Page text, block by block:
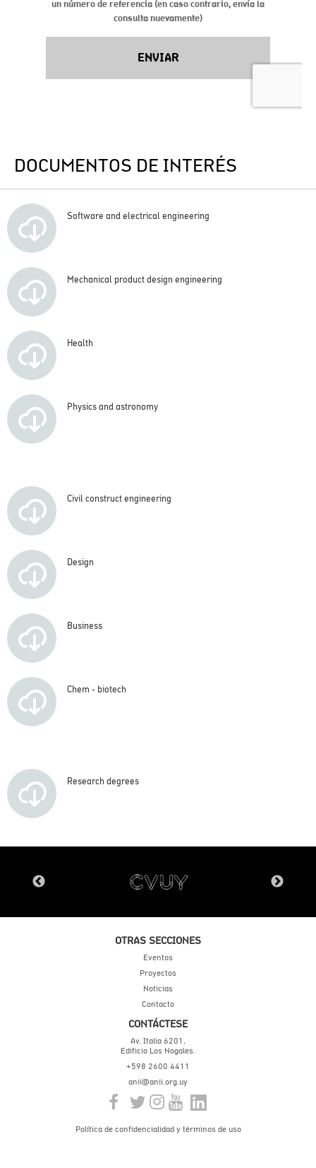
DOCUMENTOS DE INTERÉS
Software and electrical engineering
Mechanical product design engineering
Health
Physics and astronomy
Civil construct engineering
Design
Business
Chem - biotech
Research degrees
OTRAS SECCIONES
Eventos
Proyectos
Noticias
Contacto
CONTÁCTESE
Av. Italia 6201,
Edificio Los Nogales.
+598 2600 4411
anii@anii.org.uy
Política de confidencialidad y términos de uso